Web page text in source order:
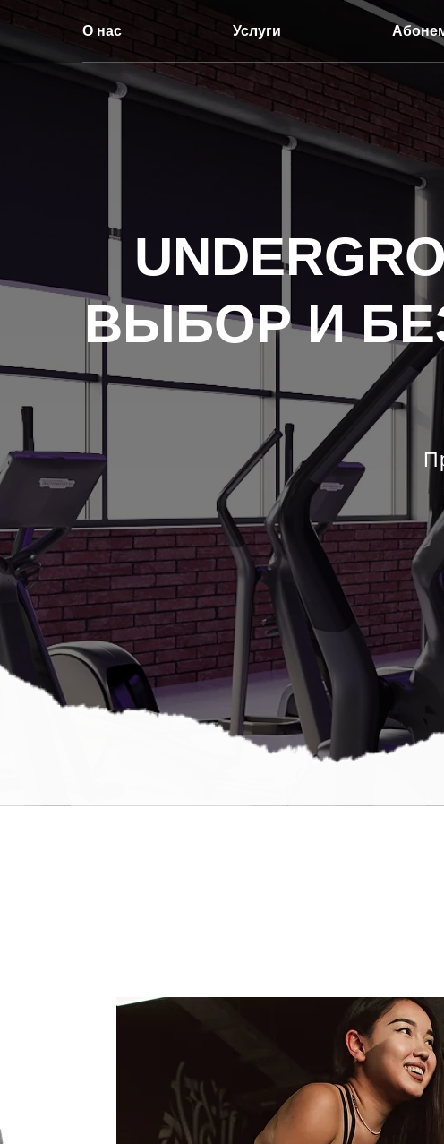
О нас Услуги
ВЫБОР И